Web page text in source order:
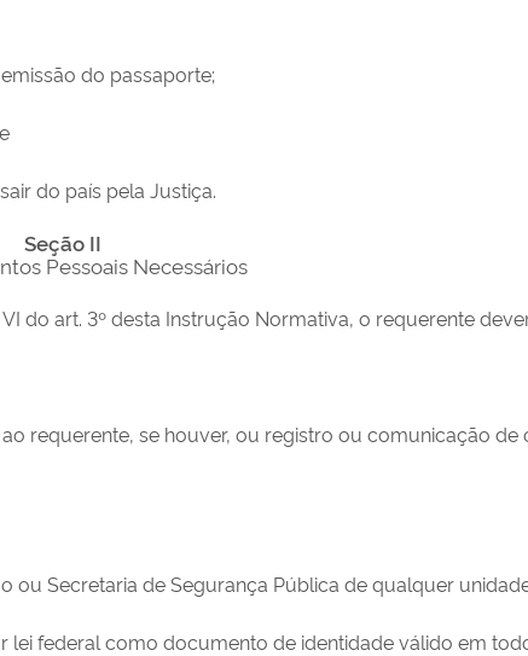
do passaporte;
do país pela Justiça.
Seção II
Pessoais Necessários
do art. 3º desta Instrução Normativa, o requerente
requerente, se houver, ou registro ou comunicação de
Secretaria de Segurança Pública de qualquer
federal como documento de identidade válido em